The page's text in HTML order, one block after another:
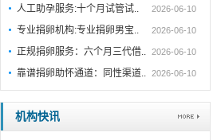
人工助孕服务:十个月试管试.. 2026-06-10
专业捐卵机构:专业捐卵男宝.. 2026-06-10
正规捐卵服务：六个月三代借.. 2026-06-10
靠谱捐卵助怀通道：同性渠道.. 2026-06-10
机构快讯